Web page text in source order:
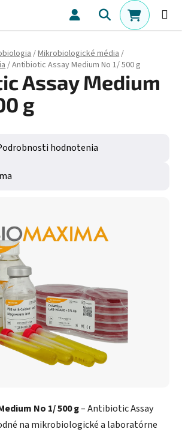
Hľadať
/Mikrobiologické média/
/Antibiotic Assay Medium No 1/ 500 g
No 1/ 500 g– Antibiotic Assay
na mikrobiologické a laboratórne
Assay Medium
g
produktu je 0,0 z 5 hviezdičiek.
hodnotenia